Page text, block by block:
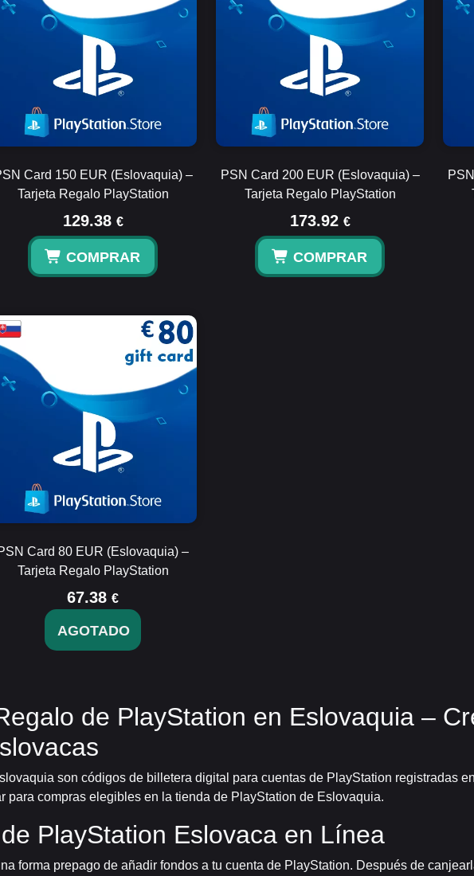
Card 150 EUR (Eslovaquia) –
Tarjeta Regalo PlayStation
129.38 €
COMPRAR
PSN Card 200 EUR (Eslovaquia) –
Tarjeta Regalo PlayStation
173.92 €
COMPRAR
Card 80 EUR (Eslovaquia) –
Tarjeta Regalo PlayStation
67.38 €
AGOTADO
de PlayStation en Eslovaquia –
son códigos de billetera digital para cuentas de PlayStation registradas
para compras elegibles en la tienda de PlayStation de Eslovaquia.
PlayStation Eslovaca en Línea
forma prepago de añadir fondos a tu cuenta de PlayStation. Después de